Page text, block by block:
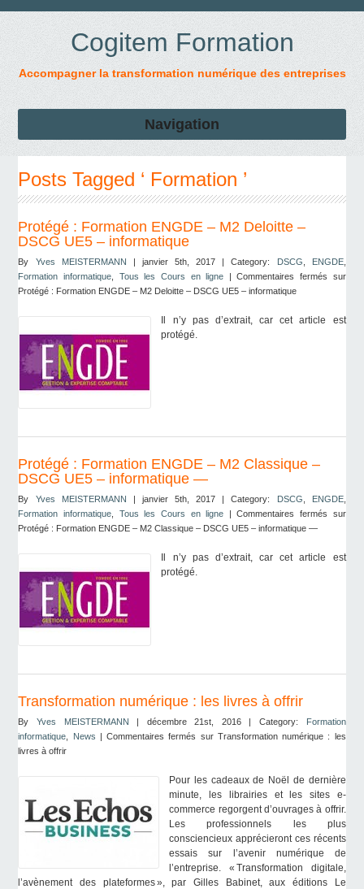
Cogitem Formation
Accompagner la transformation numérique des entreprises
Navigation
Posts Tagged ‘ Formation ’
Protégé : Formation ENGDE – M2 Deloitte –
DSCG UE5 – informatique
By Yves MEISTERMANN | janvier 5th, 2017 | Category: DSCG ENGDE,
Formation informatique
Tous les Cours en ligne |Commentaires fermés sur
Protégé : Formation ENGDE – M2 Deloitte – DSCG UE5 – informatique
Il n’y pas d’extrait, car cet article est
protégé.
Protégé : Formation ENGDE – M2 Classique –
DSCG UE5 – informatique —
By Yves MEISTERMANN | janvier 5th, 2017 | Category: DSCG ENGDE,
Formation informatique
Tous les Cours en ligne |Commentaires fermés sur
Protégé : Formation ENGDE – M2 Classique – DSCG UE5 – informatique —
Il n’y pas d’extrait, car cet article est
protégé.
Transformation numérique : les livres à offrir
By Yves MEISTERMANN | décembre 21st, 2016 | Category:
Formation
informatique
News |Commentaires fermés sur Transformation numérique : les
livres à offrir
Pour les cadeaux de Noël de dernière
minute, les librairies et les sites e-
commerce regorgent d’ouvrages à offrir.
Les professionnels les plus
consciencieux apprécieront ces récents
essais sur l’avenir numérique de
l’entreprise. « Transformation digitale,
l’avènement des plateformes », par Gilles Babinet, aux éditions Le